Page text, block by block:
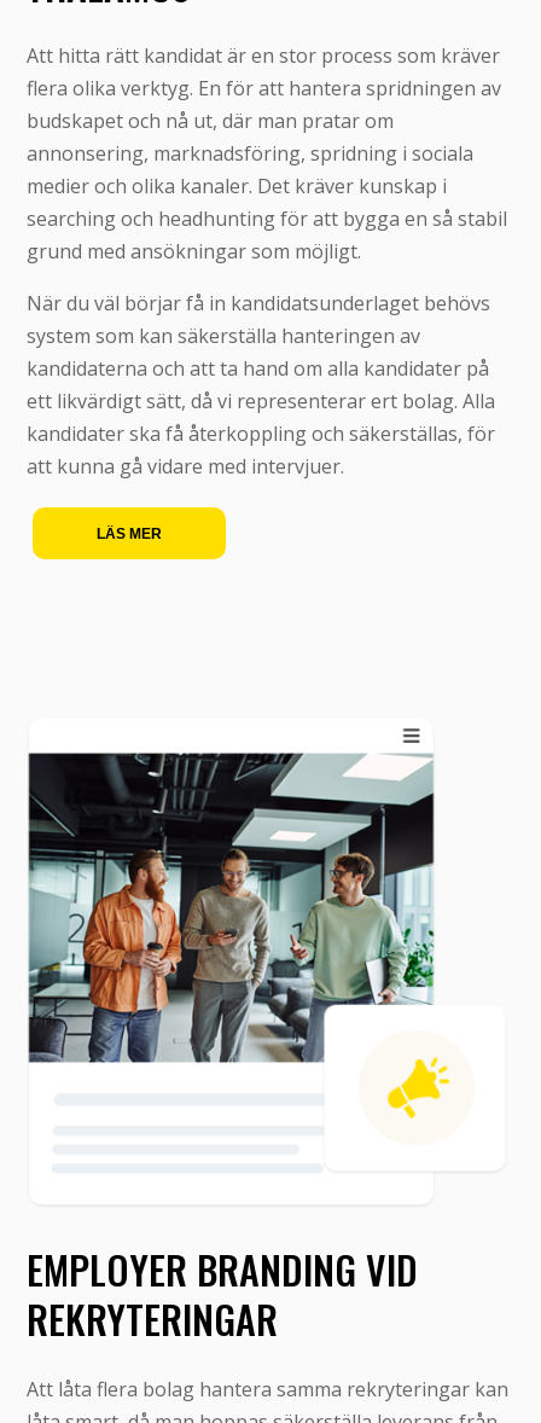
Att hitta rätt kandidat är en stor process som kräver
flera olika verktyg. En för att hantera spridningen av
budskapet och nå ut, där man pratar om
annonsering, marknadsföring, spridning i sociala
medier och olika kanaler. Det kräver kunskap i
searching och headhunting för att bygga en så stabil
grund med ansökningar som möjligt.
När du väl börjar få in kandidatsunderlaget behövs
system som kan säkerställa hanteringen av
kandidaterna och att ta hand om alla kandidater på
ett likvärdigt sätt, då vi representerar ert bolag. Alla
kandidater ska få återkoppling och säkerställas, för
att kunna gå vidare med intervjuer.
LÄS MER
EMPLOYER BRANDING VID
REKRYTERINGAR
Att låta flera bolag hantera samma rekryteringar kan